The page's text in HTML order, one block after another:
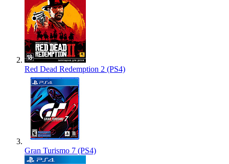
Red Dead Redemption 2 (PS4)
Gran Turismo 7 (PS4)